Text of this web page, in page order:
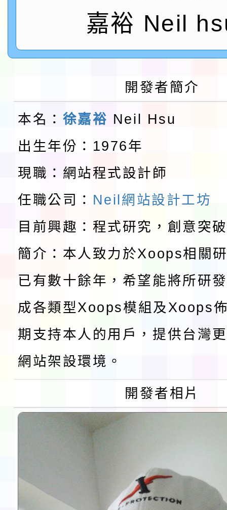
鎮韌性（防空）演習－
「115年金融知識線上
法」
本校115學年度第1學
第3次招考代課鐘點教
告(不再辦理後續甄選)
檢送「桃園市115學年
賽實施要點」1份
本市「115學年度學生
程安排一案
「桃園市補助參觀特色
展演活動實施計畫」
請一案
教育部校安中心白海豚
報
淨零綠領人才培育課程
檢送桃園市115學年度
及師生本土語及新住民
實施要點各1份
115年食農教育專業人
程
函轉國家通訊傳播委員
鎮韌性（防空）演習－
「115年金融知識線上
法」
本校115學年度第1學
第3次招考代課鐘點教
告(不再辦理後續甄選)
檢送「桃園市115學年
賽實施要點」1份
本市「115學年度學生
程安排一案
「桃園市補助參觀特色
展演活動實施計畫」
請一案
嘉裕 Neil
開發者簡介
本名： 徐嘉裕 Neil Hsu
出生年份：1976年
現職：網站程式設計師
任職公司： Neil網站設計工坊
目前興趣：程式研究，創意突
簡介：本人致力於Xoops相關
已有數十餘年，希望能將所研
成各類型Xoops模組及Xoops
期支持本人的用戶，提供台灣
網站架設環境。
開發者相片